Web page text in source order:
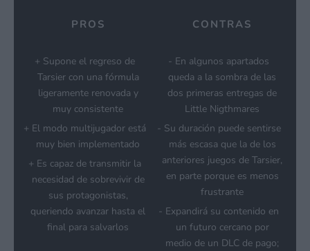
PROS
Supone el regreso de
Tarsier con una fórmula
ligeramente renovada y
muy consistente
El modo multijugador está
muy bien implementado
Es capaz de transmitir la
necesidad de sobrevivir de
sus protagonistas,
queriendo avanzar hasta el
final para salvarlos
CONTRAS
En algunos apartados
queda a la sombra de las
dos primeras entregas de
Little Nigthmares
Su duración puede sentirse
más escasa que la de los
anteriores juegos de Tarsier,
en parte porque es menos
frustrante
Expandirá su contenido en
un futuro cercano por
medio de un DLC de pago;